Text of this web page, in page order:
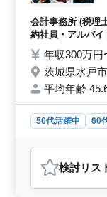
会計事務所 (税理
約社員・アルバ
年収300万
茨城県水戸
平均年齢
50代活躍中 60
アルバイト・パー
おすすめポイ
検討リス